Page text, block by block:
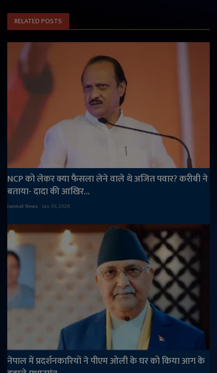
RELATED POSTS
NCP को लेकर क्या फैसला लेने वाले थे अजित पवार? करीबी ने
बताया- दादा की आखिर...
Janmat News Jan 30, 2026
नेपाल में प्रदर्शनकारियों ने पीएम ओली के घर को किया आग के